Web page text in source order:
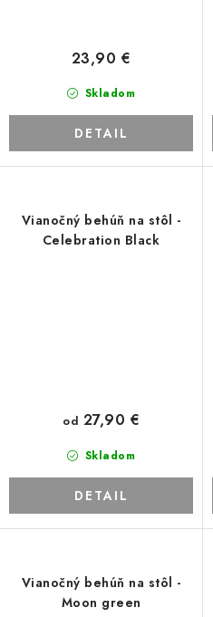
Skladom
23,90 €
DETAIL
Vianočný behúň na stôl -
Celebration Black
Skladom
od 27,90 €
DETAIL
Vianočný behúň na stôl -
Moon green